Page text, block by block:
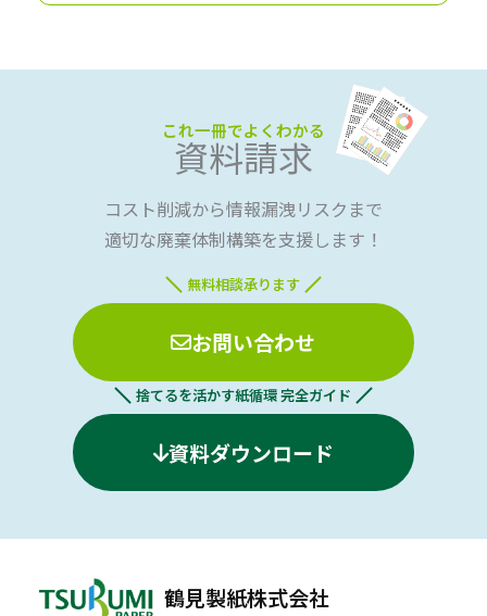
これ一冊でよくわかる
資料請求
コスト削減から情報漏洩リスクまで
適切な廃棄体制構築を支援します！
無料相談承ります
お問い合わせ
捨てるを活かす紙循環 完全ガイド
資料ダウンロード
鶴見製紙株式会社